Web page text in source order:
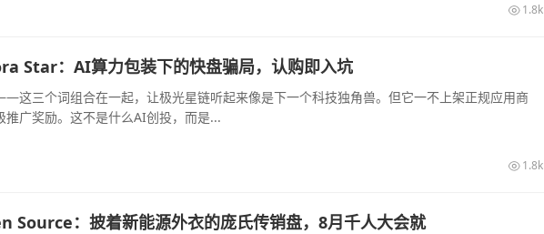
1.8k
Star：AI算力包装下的快盘骗局，认购即入坑
这三个词组合在一起，让极光星链听起来像是下一个科技独角兽。但它一不上架正规应用商
广奖励。这不是什么AI创投，而是...
1.8k
Source：披着新能源外衣的庞氏传销盘，8月千人大会就